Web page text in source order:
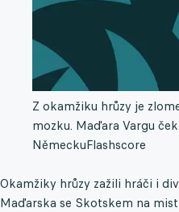
Z okamžiku hrůzy je
mozku. Maďara Vargu
NěmeckuFlashscore
Okamžiky hrůzy zažili hráči i
Maďarska se Skotskem na